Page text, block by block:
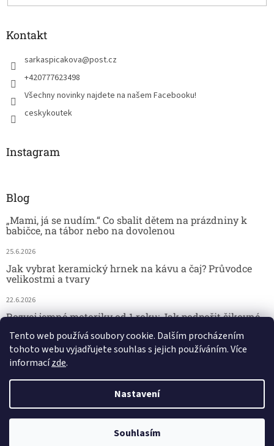
Tento web používá soubory cookie. Dalším procházením
tohoto webu vyjadřujete souhlas s jejich používáním. Více
informacízde.
Nastavení
Souhlasím
29.7. kamenná prodejna - DOVOLENÁ. 🚚 Doprava zdarma při nákupu
Kontakt
sarkaspicakova@post.cz
+420777623498
Všechny novinky najdete na našem Facebooku!
ceskykoutek
Instagram
Blog
„Mami, já se nudím.“ Co sbalit dětem na prázdniny k
babičce, na tábor nebo na dovolenou
25.6.2026
Jak vybrat keramický hrnek na kávu a čaj? Průvodce
velikostmi a tvary
22.6.2026
Rozvoj jemné motoriky od 1 roku: Jak podpořit šikovné
18.6.2026
Vytvořil Shoptet
Český koutek. Všechna práva vyhrazena.